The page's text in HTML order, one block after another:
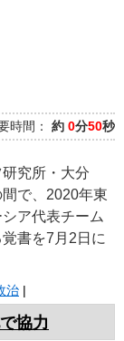
時間： 約 0分50秒
究所・大分
で、2020年東
ア代表チーム
書を7月2日に
治 |
協力